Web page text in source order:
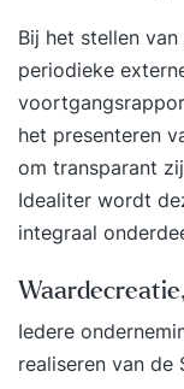
Bij het stellen
periodieke
het presenteren
om transparant
Idealiter wordt
integraal
Iedere
realiseren van de